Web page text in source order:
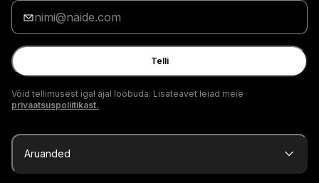
Sisesta
oma
e-
posti
aadress
Telli
Võid tellimusest igal ajal loobuda. Lisateavet leiad meie
privaatsuspoliitikast.
Aruanded